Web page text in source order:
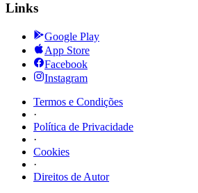
Links
Google Play
App Store
Facebook
Instagram
Termos e Condições
·
Política de Privacidade
·
Cookies
·
Direitos de Autor